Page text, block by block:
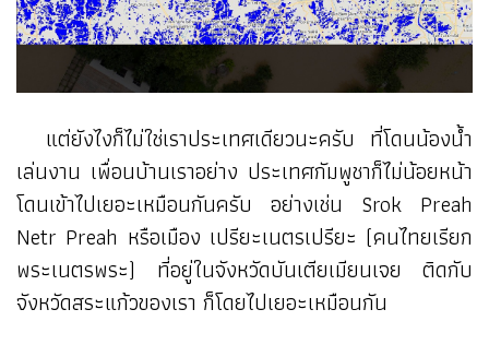
แต่ยังไงก็ไม่ใช่เราประเทศเดียวนะครับ ที่โดนน้องน้ำ
เล่นงาน เพื่อนบ้านเราอย่าง ประเทศกัมพูชาก็ไม่น้อยหน้า
โดนเข้าไปเยอะเหมือนกันครับ อย่างเช่น Srok Preah
Netr Preah หรือเมือง เปรียะเนตรเปรียะ (คนไทยเรียก
พระเนตรพระ) ที่อยู่ในจังหวัดบันเตียเมียนเจย ติดกับ
จังหวัดสระแก้วของเรา ก็โดยไปเยอะเหมือนกัน